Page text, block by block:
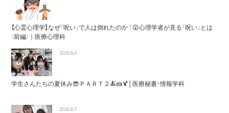
【心霊心理学】なぜ「呪い」で人は倒れたのか？😲心理学者が見る「呪い」とは
（前編）｜医療心理科
2026.8.6
学生さんたちの夏休み😎ＰＡＲＴ２🍝🍰🍹│医療秘書・情報学科
2026.8.5